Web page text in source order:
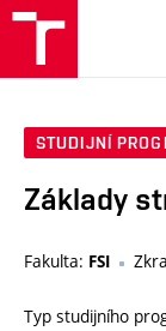
STUDIJNÍ
Základy
Fakulta: FSI
Typ studijního